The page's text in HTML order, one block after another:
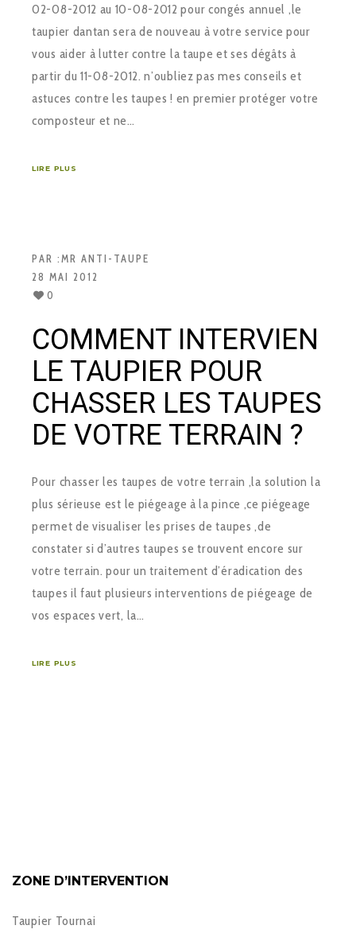
02-08-2012 au 10-08-2012 pour congés annuel ,le
taupier dantan sera de nouveau à votre service pour
vous aider à lutter contre la taupe et ses dégâts à
partir du 11-08-2012. n’oubliez pas mes conseils et
astuces contre les taupes ! en premier protéger votre
composteur et ne…
LIRE PLUS
PAR :MR ANTI-TAUPE
28 MAI 2012
0
COMMENT INTERVIEN
LE TAUPIER POUR
CHASSER LES TAUPES
DE VOTRE TERRAIN ?
Pour chasser les taupes de votre terrain ,la solution la
plus sérieuse est le piégeage à la pince ,ce piégeage
permet de visualiser les prises de taupes ,de
constater si d’autres taupes se trouvent encore sur
votre terrain. pour un traitement d’éradication des
taupes il faut plusieurs interventions de piégeage de
vos espaces vert, la…
LIRE PLUS
ZONE D’INTERVENTION
Taupier Tournai